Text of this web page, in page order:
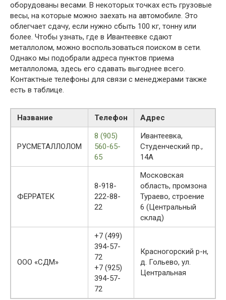
оборудованы весами. В некоторых точках есть грузовые
весы, на которые можно заехать на автомобиле. Это
облегчает сдачу, если нужно сбыть 100 кг, тонну или
более. Чтобы узнать, где в Ивантеевке сдают
металлолом, можно воспользоваться поиском в сети.
Однако мы подобрали адреса пунктов приема
металлолома, здесь его сдавать выгоднее всего.
Контактные телефоны для связи с менеджерами также
есть в таблице.
Название Телефон Адрес
РУСМЕТАЛЛОЛОМ
8 (905)
560-65-
65
Ивантеевка,
Студенческий пр.,
14А
ФЕРРАТЕК
8-918-
222-88-
22
Московская
область, промзона
Тураево, строение
6 (Центральный
склад)
ООО «СДМ»
+7 (499)
394-57-
72
+7 (925)
394-57-
72
Красногорский р-н,
д. Гольево, ул.
Центральная